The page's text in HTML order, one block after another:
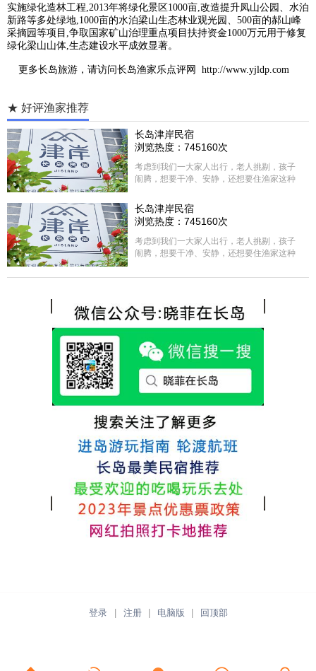
实施绿化造林工程,2013年将绿化景区1000亩,改造提升凤山公园、水泊
新路等多处绿地,1000亩的水泊梁山生态林业观光园、500亩的郝山峰
采摘园等项目,争取国家矿山治理重点项目扶持资金1000万元用于修复
绿化梁山山体,生态建设水平成效显著。
更多长岛旅游 ，请访问长岛渔家乐点评网 http://www.yjldp.com
★ 好评渔家推荐
长岛津岸民宿
浏览热度：745160次
考虑到我们一大家人出行，老人挑剔，孩子
闹腾，想要干净、安静，还想要住渔家这种
选择津岸民宿，实际体验客房很干净，饭菜
方面家里老人也很满意，整体饭菜给搭配的
很好，每顿饭也不重样的，海鲜确实是非常
的新鲜呢，另外值得一提的是，他家的海菜
包子非常好吃。 其实长岛可选的酒店、民宿
各不相同，可以根据自己的喜好选择。非常
热情，能根据我提出的需求来安排房间，这
点很好。
长岛津岸民宿
浏览热度：745160次
考虑到我们一大家人出行，老人挑剔，孩子
闹腾，想要干净、安静，还想要住渔家这种
选择津岸民宿，实际体验客房很干净，饭菜
很好，每顿饭也不重样的，海鲜确实是非常
的新鲜呢，另外值得一提的是，他家的海菜
包子非常好吃。 其实长岛可选的酒店、民宿
各不相同，可以根据自己的喜好选择。非常
推荐津岸民宿，关键是老板娘晓菲很细心、
热情，能根据我提出的需求来安排房间，这
点很好。
登录 注册 电脑版 回顶部